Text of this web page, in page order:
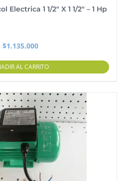
1 1/2″ X 1 1/2″ – 1 Hp
$1.135.000
AL CARRITO